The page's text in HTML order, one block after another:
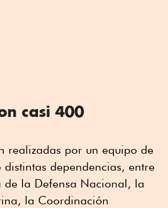
casi 400
realizadas por un equipo de
distintas dependencias, entre
de la Defensa Nacional, la
la Coordinación